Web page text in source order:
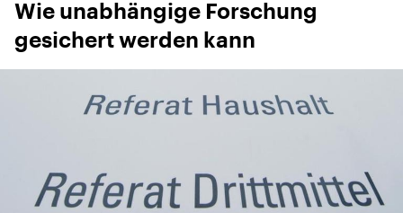
Wie unabhängige Forschung
gesichert werden kann